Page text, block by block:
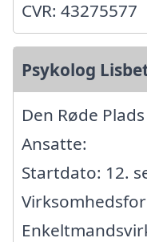
CVR: 43275577
Psykolog
Den Røde
Ansatte:
Startdato: 12.